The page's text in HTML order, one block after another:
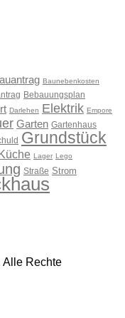
Baunebenkosten
Bebauungsplan
Darlehen Elektrik Empore
Garten Gartenhaus
Grundstück
Lager Lego
Straße Strom
Alle Rechte